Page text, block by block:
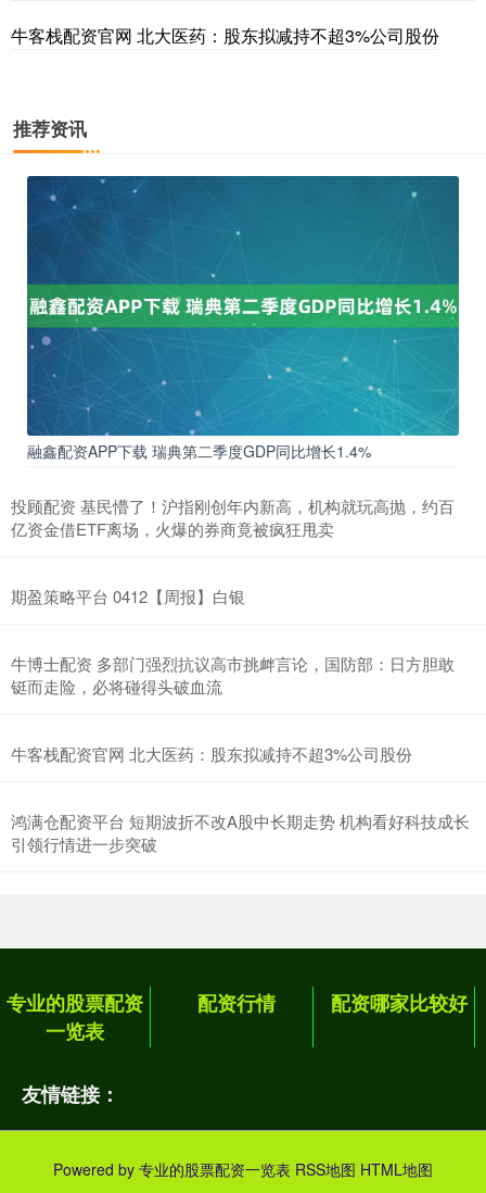
牛客栈配资官网 北大医药：股东拟减持不超3%公司股份
推荐资讯
融鑫配资APP下载 瑞典第二季度GDP同比增长1.4%
投顾配资 基民懵了！沪指刚创年内新高，机构就玩高抛，约百
亿资金借ETF离场，火爆的券商竟被疯狂甩卖
期盈策略平台 0412【周报】白银
牛博士配资 多部门强烈抗议高市挑衅言论，国防部：日方胆敢
铤而走险，必将碰得头破血流
牛客栈配资官网 北大医药：股东拟减持不超3%公司股份
鸿满仓配资平台 短期波折不改A股中长期走势 机构看好科技成长
引领行情进一步突破
专业的股票配资
一览表
配资行情 配资哪家比较好
友情链接：
Powered by 专业的股票配资一览表 RSS地图 HTML地图